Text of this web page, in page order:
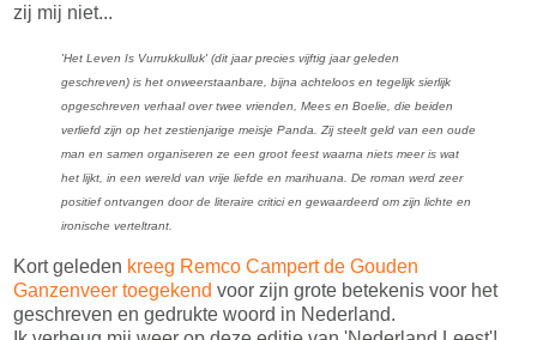
zij mij niet...
'Het Leven Is Vurrukkulluk' (dit jaar precies vijftig jaar geleden
geschreven) is het onweerstaanbare, bijna achteloos en tegelijk sierlijk
opgeschreven verhaal over twee vrienden, Mees en Boelie, die beiden
verliefd zijn op het zestienjarige meisje Panda. Zij steelt geld van een oude
man en samen organiseren ze een groot feest waarna niets meer is wat
het lijkt, in een wereld van vrije liefde en marihuana. De roman werd zeer
positief ontvangen door de literaire critici en gewaardeerd om zijn lichte en
ironische verteltrant.
Kort geleden kreeg Remco Campert de Gouden
Ganzenveer toegekend voor zijn grote betekenis voor het
geschreven en gedrukte woord in Nederland.